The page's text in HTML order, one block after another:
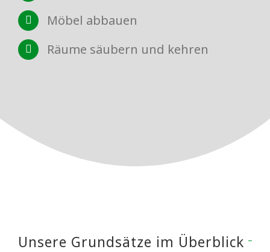
Möbel abbauen
Räume säubern und kehren
Unsere Grundsätze im Überblick